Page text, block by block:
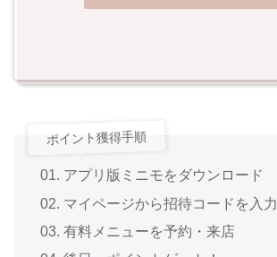
ポイント獲得手順
アプリ版ミニモをダウンロード
マイページから招待コードを入力
有料メニューを予約・来店